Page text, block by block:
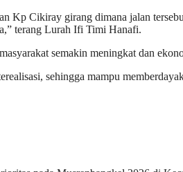
Kp Cikiray girang dimana jalan
terang Lurah Ifi Timi Hanafi.
semakin meningkat dan
sehingga mampu